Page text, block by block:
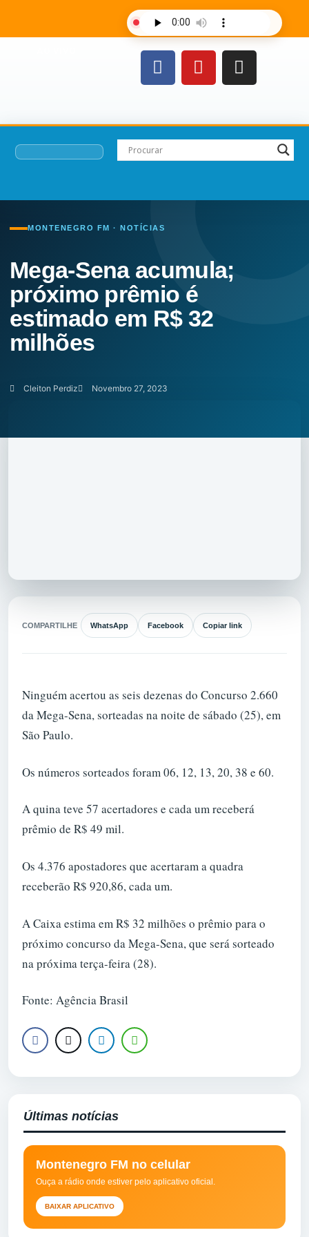
MONTENEGRO FM · NOTÍCIAS
Mega-Sena acumula;
próximo prêmio é
estimado em R$ 32
milhões
Cleiton Perdiz Novembro 27, 2023
COMPARTILHE WhatsApp Facebook Copiar link
Ninguém acertou as seis dezenas do Concurso 2.660
da Mega-Sena, sorteadas na noite de sábado (25), em
São Paulo.
Os números sorteados foram 06, 12, 13, 20, 38 e 60.
A quina teve 57 acertadores e cada um receberá
prêmio de R$ 49 mil.
Os 4.376 apostadores que acertaram a quadra
receberão R$ 920,86, cada um.
A Caixa estima em R$ 32 milhões o prêmio para o
próximo concurso da Mega-Sena, que será sorteado
na próxima terça-feira (28).
Fonte: Agência Brasil
Últimas notícias
Montenegro FM no celular
Ouça a rádio onde estiver pelo aplicativo oficial.
BAIXAR APLICATIVO